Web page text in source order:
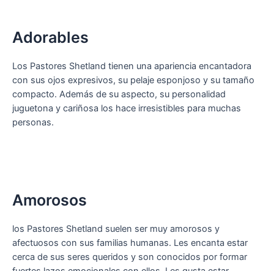
Adorables
Los Pastores Shetland tienen una apariencia encantadora
con sus ojos expresivos, su pelaje esponjoso y su tamaño
compacto. Además de su aspecto, su personalidad
juguetona y cariñosa los hace irresistibles para muchas
personas.
Amorosos
los Pastores Shetland suelen ser muy amorosos y
afectuosos con sus familias humanas. Les encanta estar
cerca de sus seres queridos y son conocidos por formar